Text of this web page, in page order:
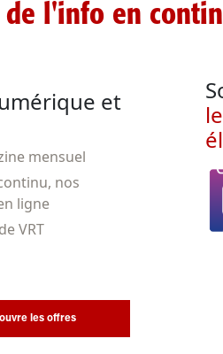
de l'info en
et
mensuel
nos
ligne
VRT
les offres